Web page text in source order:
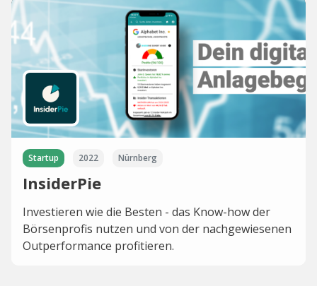
Startup 2022 Nürnberg
InsiderPie
Investieren wie die Besten - das Know-how der
Börsenprofis nutzen und von der nachgewiesenen
Outperformance profitieren.